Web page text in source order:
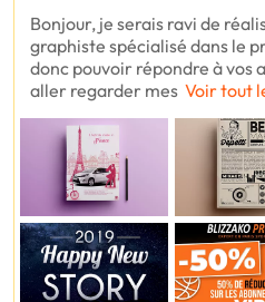
Bonjour, je serais ravi de
graphiste spécialisé dans le
donc pouvoir répondre à vos
aller regarder mes Voir tout